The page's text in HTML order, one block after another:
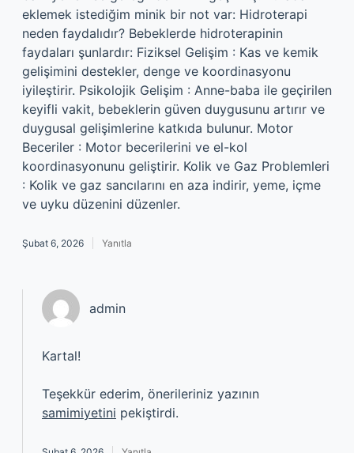
eklemek istediğim minik bir not var: Hidroterapi
neden faydalıdır? Bebeklerde hidroterapinin
faydaları şunlardır: Fiziksel Gelişim : Kas ve kemik
gelişimini destekler, denge ve koordinasyonu
iyileştirir. Psikolojik Gelişim : Anne-baba ile geçirilen
keyifli vakit, bebeklerin güven duygusunu artırır ve
duygusal gelişimlerine katkıda bulunur. Motor
Beceriler : Motor becerilerini ve el-kol
koordinasyonunu geliştirir. Kolik ve Gaz Problemleri
: Kolik ve gaz sancılarını en aza indirir, yeme, içme
ve uyku düzenini düzenler.
Şubat 6, 2026 Yanıtla
admin
Kartal!
Teşekkür ederim, önerileriniz yazının
samimiyetini pekiştirdi.